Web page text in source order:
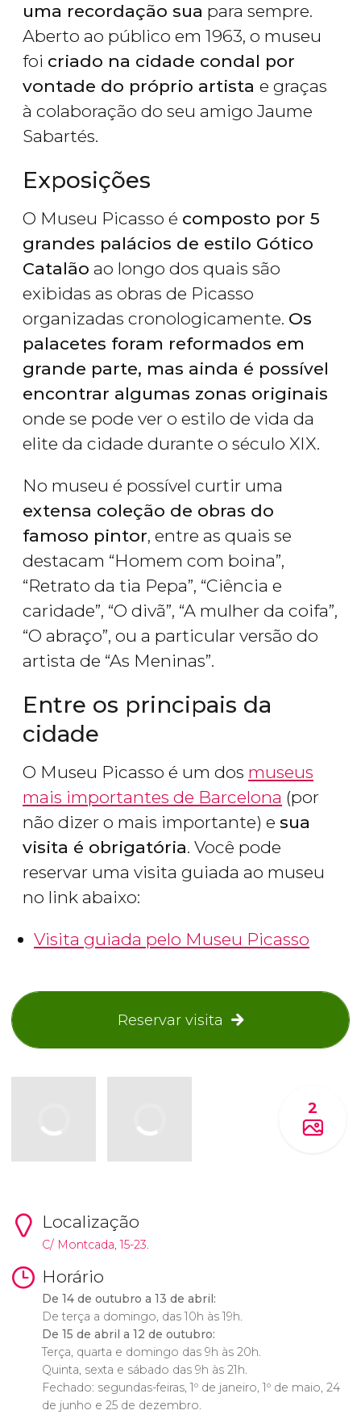
uma recordação sua para sempre.
Aberto ao público em 1963, o museu
foi criado na cidade condal por
vontade do próprio artista e graças
à colaboração do seu amigo Jaume
Sabartés.
Exposições
O Museu Picasso é composto por 5
grandes palácios de estilo Gótico
Catalão ao longo dos quais são
exibidas as obras de Picasso
organizadas cronologicamente. Os
palacetes foram reformados em
grande parte, mas ainda é possível
encontrar algumas zonas originais
onde se pode ver o estilo de vida da
elite da cidade durante o século XIX.
No museu é possível curtir uma
extensa coleção de obras do
famoso pintor, entre as quais se
destacam “Homem com boina”,
“Retrato da tia Pepa”, “Ciência e
caridade”, “O divã”, “A mulher da coifa”,
“O abraço”, ou a particular versão do
artista de “As Meninas”.
Entre os principais da
cidade
O Museu Picasso é um dos museus
mais importantes de Barcelona (por
não dizer o mais importante) e sua
visita é obrigatória. Você pode
reservar uma visita guiada ao museu
no link abaixo:
Visita guiada pelo Museu Picasso
Reservar visita
2
Localização
C/ Montcada, 15-23.
Horário
De 14 de outubro a 13 de abril:
De terça a domingo, das 10h às 19h.
De 15 de abril a 12 de outubro:
Terça, quarta e domingo das 9h às 20h.
Quinta, sexta e sábado das 9h às 21h.
Fechado: segundas-feiras, 1º de janeiro, 1º de maio, 24
de junho e 25 de dezembro.